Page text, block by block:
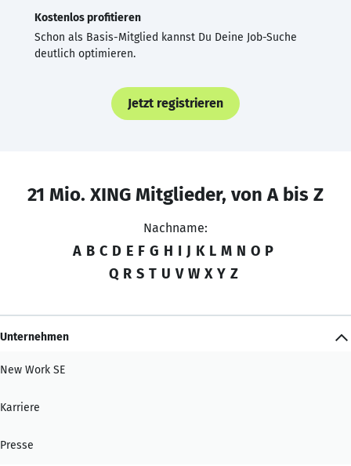
Kostenlos profitieren
Schon als Basis-Mitglied kannst Du Deine Job-Suche
deutlich optimieren.
Jetzt registrieren
21 Mio. XING Mitglieder, von A bis Z
Nachname:
A B C D E F G H I J K L M N O P
Q R S T U V W X Y Z
Unternehmen
New Work SE
Karriere
Presse